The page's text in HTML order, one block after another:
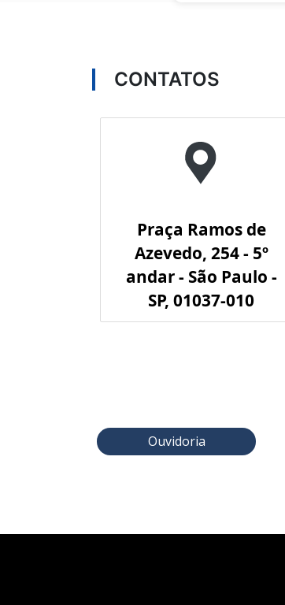
CONTATOS
Praça Ramos de
Azevedo, 254 - 5º
andar - São Paulo -
SP, 01037-010
Ouvidoria